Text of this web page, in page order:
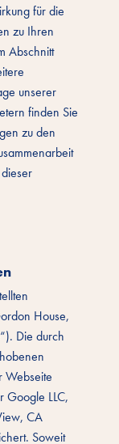
für die
zu Ihren
Abschnitt
unserer
finden Sie
zu den
House,
Die durch
Webseite
Google LLC,
CA
Soweit